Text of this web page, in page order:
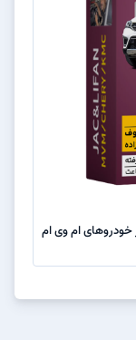
ام وی ام